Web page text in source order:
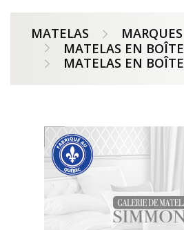
MATELAS MARQUES
MATELAS EN BOÎTE
MATELAS EN BOÎTE